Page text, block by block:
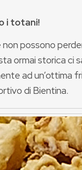
i totani!
possono
ormai storica ci
ad un’ottima
di Bientina.